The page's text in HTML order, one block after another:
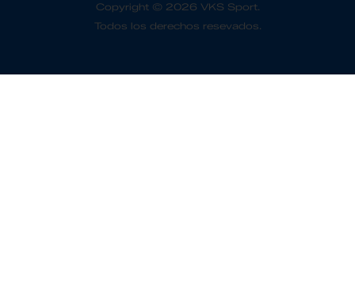
Copyright © 2026 VKS Sport.
Todos los derechos resevados.